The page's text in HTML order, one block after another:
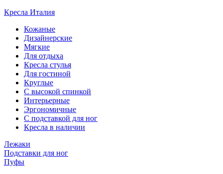
Кресла Италия
Кожаные
Дизайнерские
Мягкие
Для отдыха
Кресла стулья
Для гостиной
Круглые
С высокой спинкой
Интерьерные
Эргономичные
С подставкой для ног
Кресла в наличии
Лежаки
Подставки для ног
Пуфы